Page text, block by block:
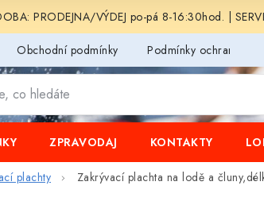
PRODEJNA/VÝDEJ po-pá 8-16:30hod. |
Obchodní podmínky Podmínky ochrany
ZPRAVODAJ KONTAKTY
plachty Zakrývací plachta na lodě a